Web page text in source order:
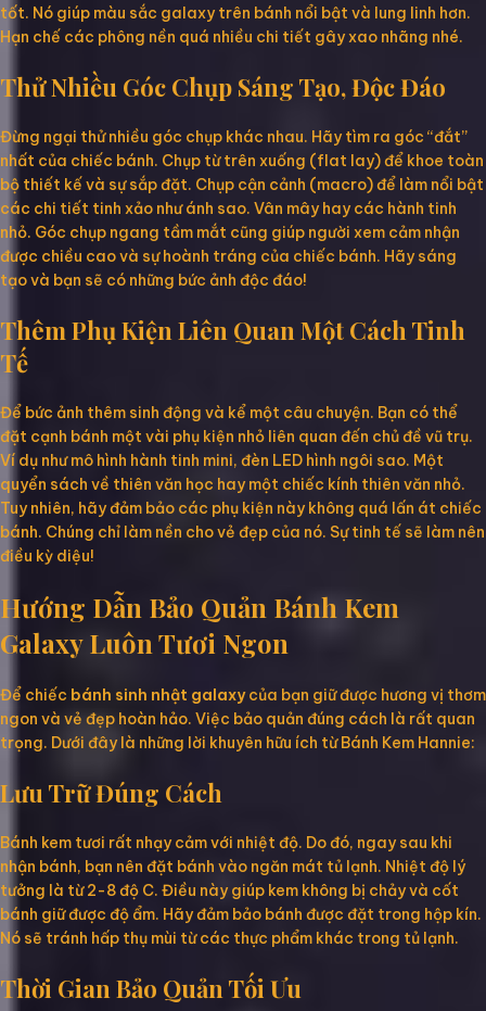
tốt. Nó giúp màu sắc galaxy trên bánh nổi bật và lung linh hơn.
Hạn chế các phông nền quá nhiều chi tiết gây xao nhãng nhé.
Thử Nhiều Góc Chụp Sáng Tạo, Độc Đáo
Đừng ngại thử nhiều góc chụp khác nhau. Hãy tìm ra góc “đắt”
nhất của chiếc bánh. Chụp từ trên xuống (flat lay) để khoe toàn
bộ thiết kế và sự sắp đặt. Chụp cận cảnh (macro) để làm nổi bật
các chi tiết tinh xảo như ánh sao. Vân mây hay các hành tinh
nhỏ. Góc chụp ngang tầm mắt cũng giúp người xem cảm nhận
được chiều cao và sự hoành tráng của chiếc bánh. Hãy sáng
tạo và bạn sẽ có những bức ảnh độc đáo!
Thêm Phụ Kiện Liên Quan Một Cách Tinh
Tế
Để bức ảnh thêm sinh động và kể một câu chuyện. Bạn có thể
đặt cạnh bánh một vài phụ kiện nhỏ liên quan đến chủ đề vũ trụ.
Ví dụ như mô hình hành tinh mini, đèn LED hình ngôi sao. Một
quyển sách về thiên văn học hay một chiếc kính thiên văn nhỏ.
Tuy nhiên, hãy đảm bảo các phụ kiện này không quá lấn át chiếc
bánh. Chúng chỉ làm nền cho vẻ đẹp của nó. Sự tinh tế sẽ làm nên
điều kỳ diệu!
Hướng Dẫn Bảo Quản Bánh Kem
Galaxy Luôn Tươi Ngon
Để chiếc bánh sinh nhật galaxycủa bạn giữ được hương vị thơm
ngon và vẻ đẹp hoàn hảo. Việc bảo quản đúng cách là rất quan
trọng. Dưới đây là những lời khuyên hữu ích từ Bánh Kem Hannie:
Lưu Trữ Đúng Cách
Bánh kem tươi rất nhạy cảm với nhiệt độ. Do đó, ngay sau khi
nhận bánh, bạn nên đặt bánh vào ngăn mát tủ lạnh. Nhiệt độ lý
tưởng là từ 2-8 độ C. Điều này giúp kem không bị chảy và cốt
bánh giữ được độ ẩm. Hãy đảm bảo bánh được đặt trong hộp kín.
Nó sẽ tránh hấp thụ mùi từ các thực phẩm khác trong tủ lạnh.
Thời Gian Bảo Quản Tối Ưu